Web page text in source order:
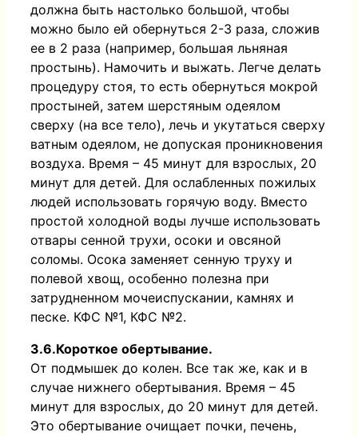
должна быть настолько большой, чтобы
можно было ей обернуться 2-3 раза, сложив
ее в 2 раза (например, большая льняная
простынь). Намочить и выжать. Легче делать
процедуру стоя, то есть обернуться мокрой
простыней, затем шерстяным одеялом
сверху (на все тело), лечь и укутаться сверху
ватным одеялом, не допуская проникновения
воздуха. Время – 45 минут для взрослых, 20
минут для детей. Для ослабленных пожилых
людей использовать горячую воду. Вместо
простой холодной воды лучше использовать
отвары сенной трухи, осоки и овсяной
соломы. Осока заменяет сенную труху и
полевой хвощ, особенно полезна при
затрудненном мочеиспускании, камнях и
песке. КФС №1, КФС №2.
3.6.Короткое обертывание.
От подмышек до колен. Все так же, как и в
случае нижнего обертывания. Время – 45
минут для взрослых, до 20 минут для детей.
Это обертывание очищает почки, печень,